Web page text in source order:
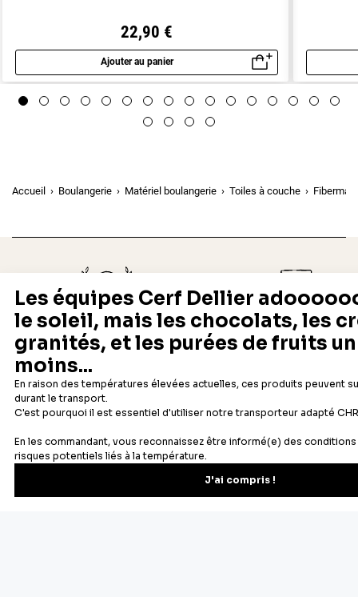
22,90 €
Ajouter au panier
Aperçu rapide
Accueil Boulangerie Matériel boulangerie Toiles à couche
Depuis 1932
Fabricant français reconnu
Livraison rapide 24/48h
Offerte dès 69 € en point
Newsletter
Recevez les recettes, astuces et offres spéciales.